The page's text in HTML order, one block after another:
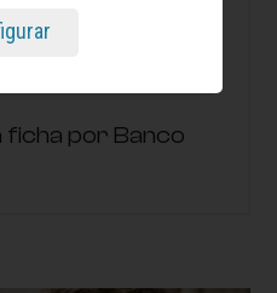
y las películas
del mes
ficha por Banco